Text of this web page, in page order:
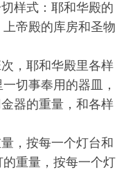
样式：耶和华殿的
帝殿的库房和圣物
，耶和华殿里各样
切事奉用的器皿，
器的重量，和各样
，按每一个灯台和
重量，按每一个灯